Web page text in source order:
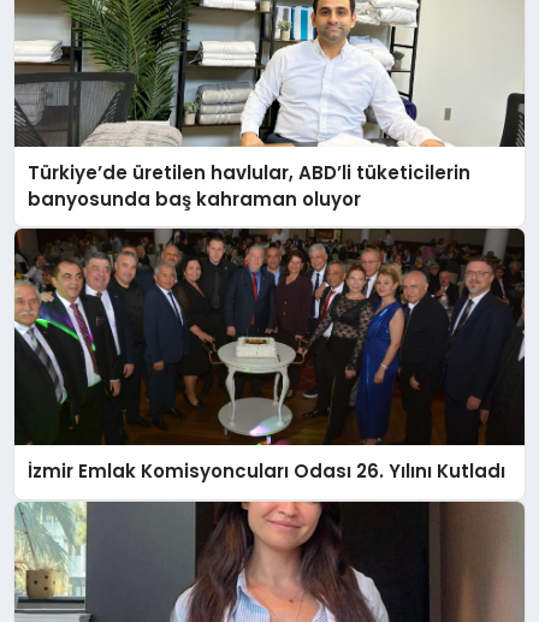
Türkiye’de üretilen havlular, ABD’li tüketicilerin
banyosunda baş kahraman oluyor
İzmir Emlak Komisyoncuları Odası 26. Yılını Kutladı